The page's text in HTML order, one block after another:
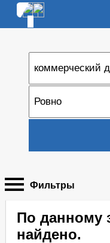
Фильтры
По данному
найдено.